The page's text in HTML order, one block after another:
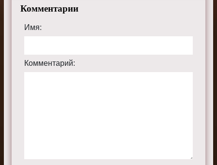
бесплатно в хорошем HD качестве, на телефоне,
планшете, пк или телевизоре на сайте luciferius.ru.
Комментарии
Имя:
Комментарий: